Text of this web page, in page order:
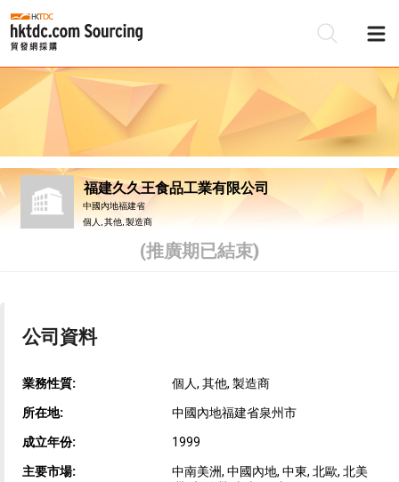
福建久久王食品工業有限公司
中國內地福建省
個人, 其他, 製造商
(推廣期已結束)
公司資料
業務性質: 個人, 其他, 製造商
所在地: 中國內地福建省泉州市
成立年份: 1999
主要市場:
中南美洲, 中國內地, 中東, 北歐, 北美